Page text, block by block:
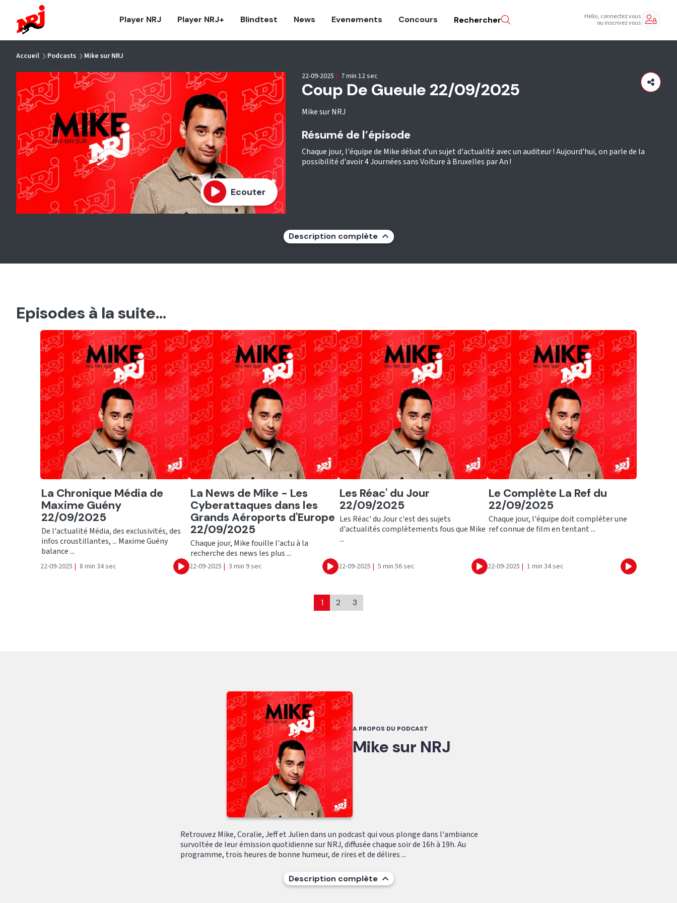
Player NRJ Player NRJ+ Blindtest News Evenements Concours Rechercher Hello, connectez vous
ou inscrivez vous
Accueil Podcasts Mike sur NRJ
Ecouter
Coup De Gueule 22/09/2025
Mike sur NRJ
22-09-2025 | 7 min 12 sec
Résumé de l’épisode
Chaque jour, l'équipe de Mike débat d'un sujet d'actualité avec un auditeur ! Aujourd'hui, on parle de la
possibilité d'avoir 4 Journées sans Voiture à Bruxelles par An !
Description complète
Episodes à la suite...
Ecouter
La Chronique Média de
Maxime Guény
22/09/2025
De l'actualité Média, des exclusivités, des
infos croustillantes, ... Maxime Guény
balance ...
22-09-2025 | 8 min 34 sec Ecouter
Ecouter
La News de Mike - Les
Cyberattaques dans les
Grands Aéroports d'Europe
22/09/2025
Chaque jour, Mike fouille l'actu à la
recherche des news les plus ...
22-09-2025 | 3 min 9 sec Ecouter
Ecouter
Les Réac' du Jour
22/09/2025
Les Réac' du Jour c'est des sujets
d'actualités complètements fous que Mike
...
22-09-2025 | 5 min 56 sec Ecouter
Ecouter
Le Complète La Ref du
22/09/2025
Chaque jour, l'équipe doit compléter une
ref connue de film en tentant ...
22-09-2025 | 1 min 34 sec Ecouter
1 2 3
A PROPOS DU PODCAST
Mike sur NRJ
Retrouvez Mike, Coralie, Jeff et Julien dans un podcast qui vous plonge dans l'ambiance
survoltée de leur émission quotidienne sur NRJ, diffusée chaque soir de 16h à 19h. Au
programme, trois heures de bonne humeur, de rires et de délires ...
Description complète